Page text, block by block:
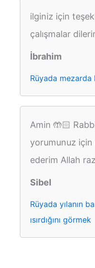
ilginiz için
çalışmalar
İbrahim
Rüyada mezarda
Amin 🤲🏻
yorumunuz
ederim Allah
Sibel
Rüyada yılanın
ısırdığını görmek